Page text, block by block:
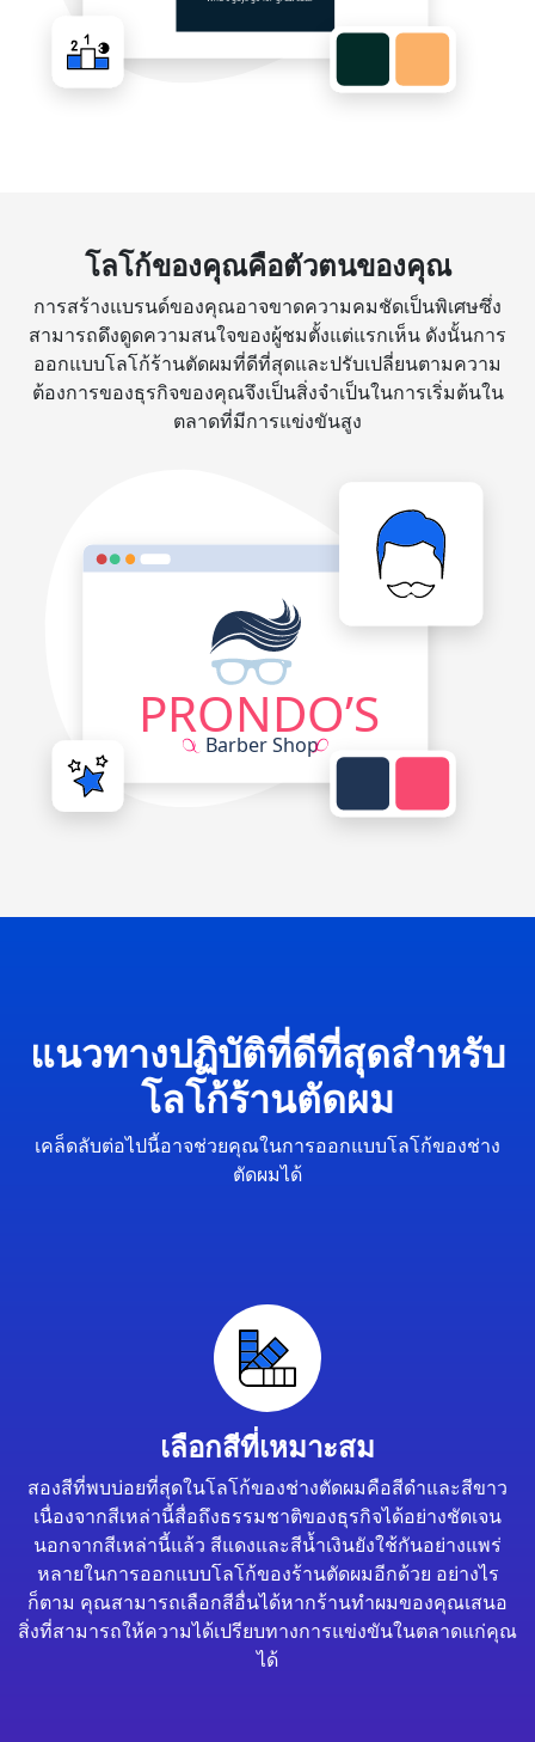
โลโก้ของคุณคือตัวตนของคุณ
การสร้างแบรนด์ของคุณอาจขาดความคมชัดเป็นพิเศษซึ่ง
สามารถดึงดูดความสนใจของผู้ชมตั้งแต่แรกเห็น ดังนั้นการ
ออกแบบโลโก้ร้านตัดผมที่ดีที่สุดและปรับเปลี่ยนตามความ
ต้องการของธุรกิจของคุณจึงเป็นสิ่งจำเป็นในการเริ่มต้นใน
ตลาดที่มีการแข่งขันสูง
แนวทางปฏิบัติที่ดีที่สุดสำหรับ
โลโก้ร้านตัดผม
เคล็ดลับต่อไปนี้อาจช่วยคุณในการออกแบบโลโก้ของช่าง
ตัดผมได้
เลือกสีที่เหมาะสม
สองสีที่พบบ่อยที่สุดในโลโก้ของช่างตัดผมคือสีดำและสีขาว
เนื่องจากสีเหล่านี้สื่อถึงธรรมชาติของธุรกิจได้อย่างชัดเจน
นอกจากสีเหล่านี้แล้ว สีแดงและสีน้ำเงินยังใช้กันอย่างแพร่
หลายในการออกแบบโลโก้ของร้านตัดผมอีกด้วย อย่างไร
ก็ตาม คุณสามารถเลือกสีอื่นได้หากร้านทำผมของคุณเสนอ
สิ่งที่สามารถให้ความได้เปรียบทางการแข่งขันในตลาดแก่คุณ
ได้